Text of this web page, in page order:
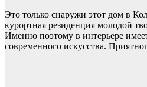
Это только снаружи этот дом в
курортная резиденция молодой
Именно поэтому в интерьере
современного искусства.